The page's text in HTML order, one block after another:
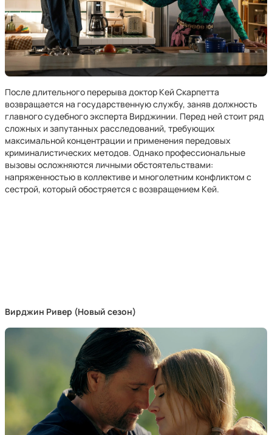
После длительного перерыва доктор Кей Скарпетта
возвращается на государственную службу, заняв должность
главного судебного эксперта Вирджинии. Перед ней стоит ряд
сложных и запутанных расследований, требующих
максимальной концентрации и применения передовых
криминалистических методов. Однако профессиональные
вызовы осложняются личными обстоятельствами:
напряженностью в коллективе и многолетним конфликтом с
сестрой, который обостряется с возвращением Кей.
Вирджин Ривер (Новый сезон)